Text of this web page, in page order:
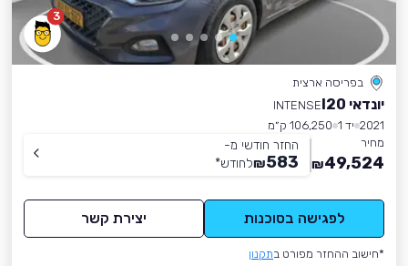
3
בפריסה ארצית
יונדאי I20
INTENSE
2021 יד 1
106,250 ק״מ
מחיר
49,524
₪
החזר חודשי מ-
583
₪לחודש*
לפגישה בסוכנות יצירת קשר
*חישוב ההחזר מפורט בתקנון